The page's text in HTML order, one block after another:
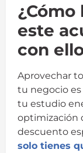
este
con
Aprovechar
tu negocio es
tu estudio
optimización
descuento
solo tienes